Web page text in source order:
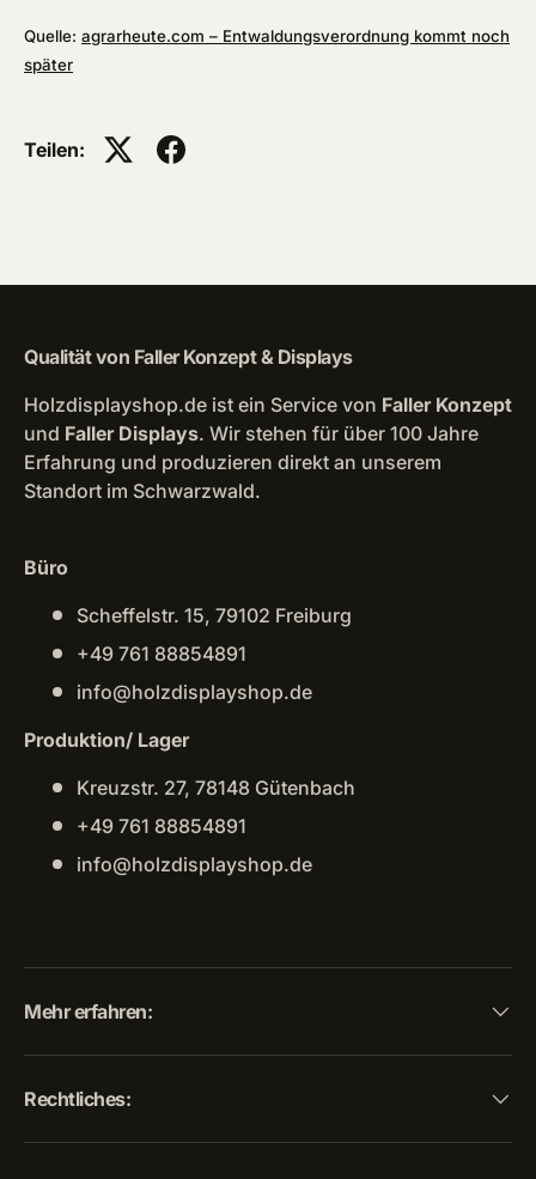
Quelle: agrarheute.com – Entwaldungsverordnung kommt noch
später
Teilen:
Qualität von Faller Konzept & Displays
Holzdisplayshop.de ist ein Service von Faller Konzept
und Faller Displays. Wir stehen für über 100 Jahre
Erfahrung und produzieren direkt an unserem
Standort im Schwarzwald.
Büro
Scheffelstr. 15, 79102 Freiburg
+49 761 88854891
info@holzdisplayshop.de
Produktion/ Lager
Kreuzstr. 27, 78148 Gütenbach
+49 761 88854891
info@holzdisplayshop.de
Mehr erfahren:
Rechtliches: